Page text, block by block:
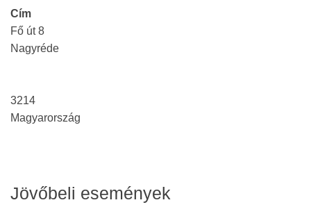
Cím
Fő út 8
Nagyréde
3214
Magyarország
Jövőbeli események